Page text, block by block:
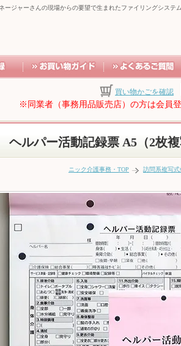
ジャーさんの現場からの要望で生まれたファイリングシステ
買い物かごを確認
※同業者（事務用品販売店）の方は会員
ルパー活動記録票 A5（2枚
ニック介護事務・TOP 訪問系複写式